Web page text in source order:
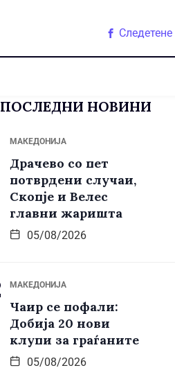
Следетене
ПОСЛЕДНИ НОВИНИ
МАКЕДОНИЈА
Драчево со пет
потврдени случаи,
Скопје и Велес
главни жаришта
05/08/2026
МАКЕДОНИЈА
Чаир се пофали:
Добија 20 нови
клупи за граѓаните
05/08/2026